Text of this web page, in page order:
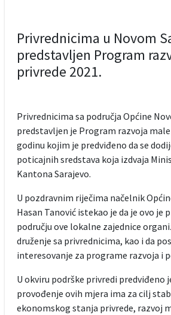
Privrednicima u Novom
predstavljen Program
privrede 2021.
Privrednicima sa područja Općine
predstavljen je Program razvoja male
godinu kojim je predviđeno da se
poticajnih sredstava koja izdvaja
Kantona Sarajevo.
U pozdravnim riječima načelnik
Hasan Tanović istekao je da je ovo je
području ove lokalne zajednice
druženje sa privrednicima, kao i da
interesovanje za programe razvoja i
U okviru podrške privredi predviđeno
provođenje ovih mjera ima za cilj
ekonomskog stanja privrede, razvoj